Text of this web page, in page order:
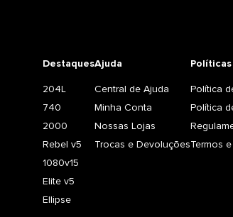
Destaques
204L
740
2000
Rebel v5
1080v15
Elite v5
Ellipse
Ajuda
Central de Ajuda
Minha Conta
Nossas Lojas
Trocas e Devoluções
Políticas
Política
Política
Termos